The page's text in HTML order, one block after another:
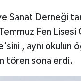
Sanat Derneği
Fen
, aynı okulun
tören sona erdi.